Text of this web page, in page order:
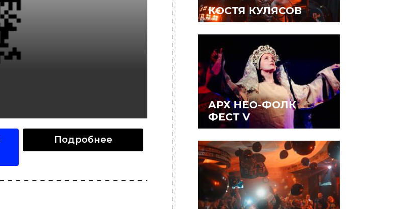
Подробнее
КОСТЯ КУЛЯСОВ
АРХ НЕО-ФОЛК
ФЕСТ V